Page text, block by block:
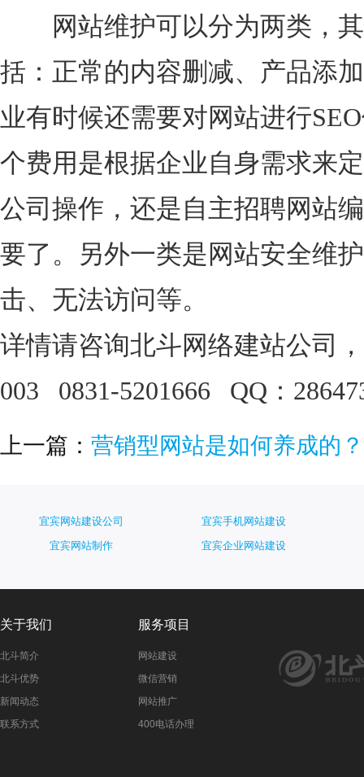
网站维护可以分为两类，其
括：正常的内容删减、产品添
业有时候还需要对网站进行
个费用是根据企业自身需求来
公司操作，还是自主招聘网站
要了。另外一类是网站安全维
击、无法访问等。
详情请咨询北斗网络建站公司
003 0831-5201666 QQ：
上一篇： 营销型网站是如何养成的？
宜宾网站建设公司
宜宾手机网站建设
宜宾网站制作
宜宾企业网站建设
关于我们
北斗简介
北斗优势
新闻动态
联系方式
服务项目
网站建设
微信营销
网站推广
400电话办理